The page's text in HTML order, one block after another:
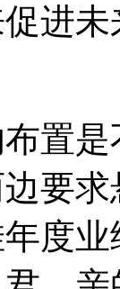
进
置
要
度